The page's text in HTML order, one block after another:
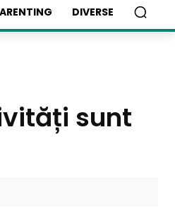
DIVERSE
sunt